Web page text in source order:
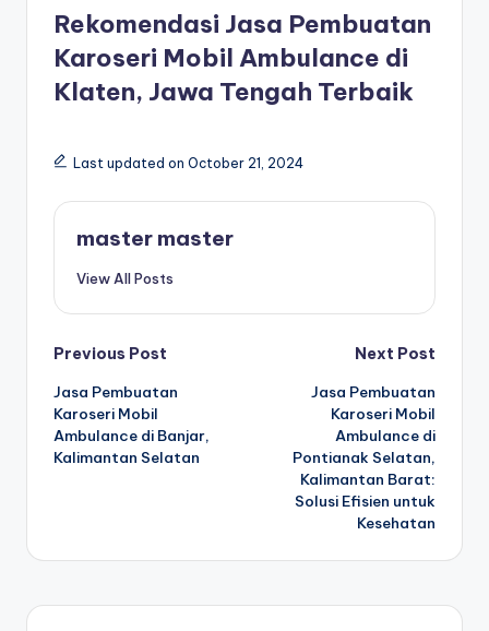
Rekomendasi Jasa Pembuatan
Karoseri Mobil Ambulance di
Klaten, Jawa Tengah Terbaik
Last updated on October 21, 2024
master master
View All Posts
Post
navigation
Previous Post
Jasa Pembuatan
Karoseri Mobil
Ambulance di Banjar,
Kalimantan Selatan
Next Post
Jasa Pembuatan
Karoseri Mobil
Ambulance di
Pontianak Selatan,
Kalimantan Barat:
Solusi Efisien untuk
Kesehatan